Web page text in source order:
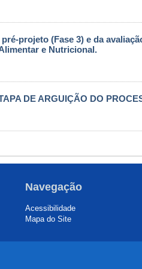
projeto (Fase 3) e da
e Nutricional.
DE ARGUIÇÃO DO
Navegação
Acessibilidade
Mapa do Site